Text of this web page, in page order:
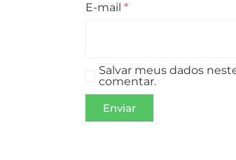
E-mail*
Salvar meus dados
comentar.